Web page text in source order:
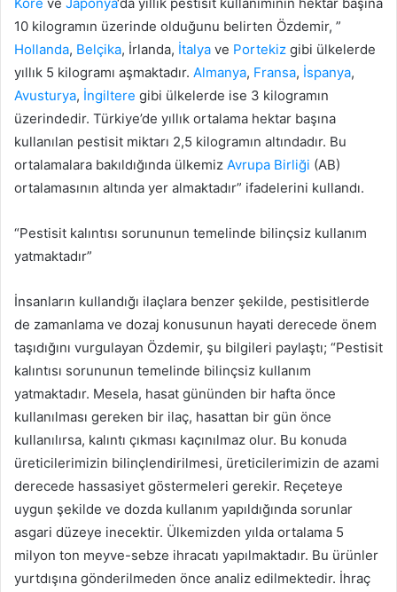
10 kilogramın üzerinde olduğunu belirten Özdemir, ”
Hollanda, Belçika, İrlanda, İtalya ve Portekiz gibi ülkelerde
yıllık 5 kilogramı aşmaktadır. Almanya, Fransa, İspanya,
Avusturya, İngiltere gibi ülkelerde ise 3 kilogramın
üzerindedir. Türkiye’de yıllık ortalama hektar başına
kullanılan pestisit miktarı 2,5 kilogramın altındadır. Bu
ortalamalara bakıldığında ülkemiz Avrupa Birliği (AB)
ortalamasının altında yer almaktadır” ifadelerini kullandı.
“Pestisit kalıntısı sorununun temelinde bilinçsiz kullanım
yatmaktadır”
İnsanların kullandığı ilaçlara benzer şekilde, pestisitlerde
de zamanlama ve dozaj konusunun hayati derecede önem
taşıdığını vurgulayan Özdemir, şu bilgileri paylaştı; “Pestisit
kalıntısı sorununun temelinde bilinçsiz kullanım
yatmaktadır. Mesela, hasat gününden bir hafta önce
kullanılması gereken bir ilaç, hasattan bir gün önce
kullanılırsa, kalıntı çıkması kaçınılmaz olur. Bu konuda
üreticilerimizin bilinçlendirilmesi, üreticilerimizin de azami
derecede hassasiyet göstermeleri gerekir. Reçeteye
uygun şekilde ve dozda kullanım yapıldığında sorunlar
asgari düzeye inecektir. Ülkemizden yılda ortalama 5
milyon ton meyve-sebze ihracatı yapılmaktadır. Bu ürünler
yurtdışına gönderilmeden önce analiz edilmektedir. İhraç